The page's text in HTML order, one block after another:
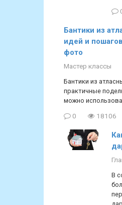
Бантики из
идей и
фото
Мастер классы
Бантики из
практичные
можно
0 18106
В